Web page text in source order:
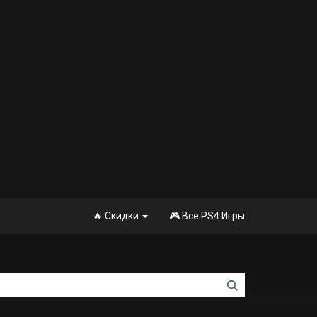
🔥 Скидки 🎮 Все PS4 Игры